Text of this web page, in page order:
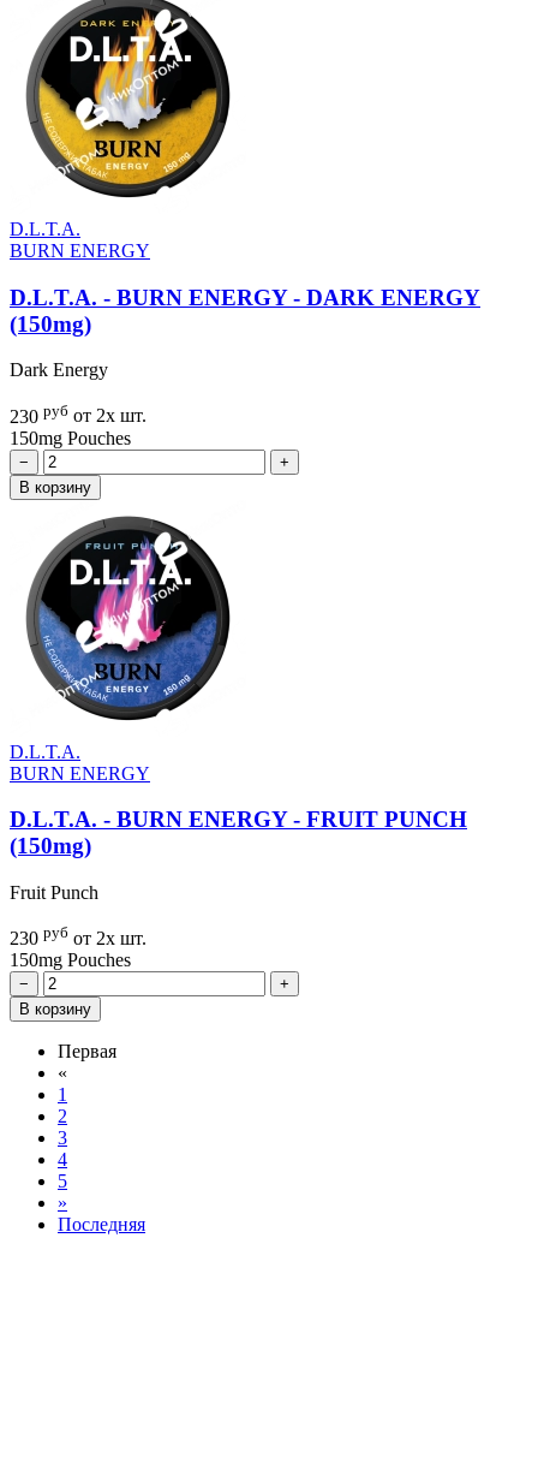
D.L.T.A.
BURN ENERGY
D.L.T.A. - BURN ENERGY - DARK ENERGY
(150mg)
Dark Energy
230 руб от 2х шт.
150mg Pouches
−
+
В корзину
D.L.T.A.
BURN ENERGY
D.L.T.A. - BURN ENERGY - FRUIT PUNCH
(150mg)
Fruit Punch
230 руб от 2х шт.
150mg Pouches
−
+
В корзину
Первая
«
1
2
3
4
5
»
Последняя